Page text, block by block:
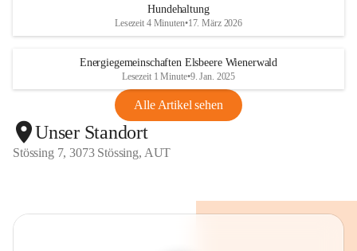
Hundehaltung
Lesezeit 4 Minuten•17. März 2026
Energiegemeinschaften Elsbeere Wienerwald
Lesezeit 1 Minute•9. Jan. 2025
Alle Artikel sehen
Unser Standort
Stössing 7, 3073 Stössing, AUT